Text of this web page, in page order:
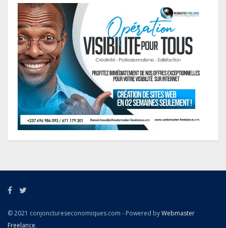
© 2021 conjonctureseconomiques.com - Powered byWebmaster
Freelance.